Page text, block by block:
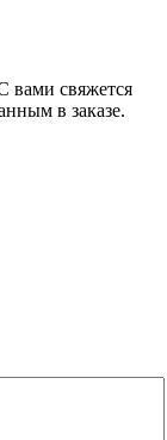
вами свяжется
в заказе.